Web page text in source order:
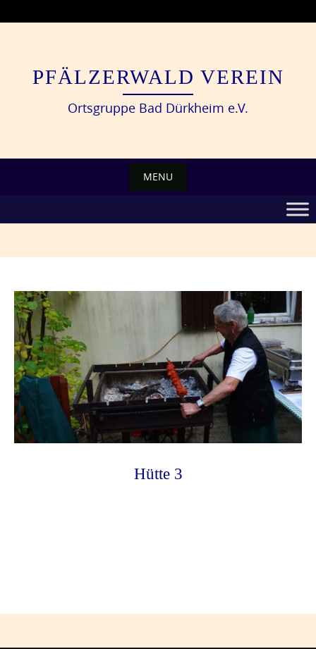
PFÄLZERWALD VEREIN
Ortsgruppe Bad Dürkheim e.V.
MENU
Hütte 3